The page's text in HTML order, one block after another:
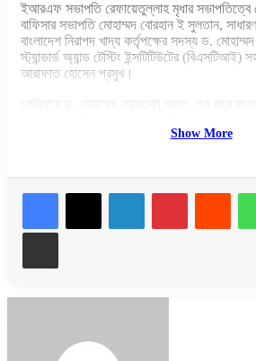
ইআরএফ সভাপতি রেফায়েতুল্লাহ মৃধার সভাপতিত্বে
বাফিসার সভাপতি মোহাম্মদ বোরহান ই সুলতান,
বাংলাদেশ নিরাপদ খাদ্য কর্তৃপক্ষের সদস্য ড.
স্ট্যান্ডার্ড অ্যান্ড টেস্টিং ইন্সটিটিউটের (বিএসটিআই)
আরাফাত হোসেন প্রমুখ।
করিয়েছিলেন। তাতে ২০ শতাংশ পণ্যই মানহীন
বাংলাদেশের বাজারে নকল পণ্য তৈরি ও উৎপন্নের
থাকে অথবা যেটুকু সরবরাহ আছে তার মূল্য খুব বেশি
ও বাজারজাত করে। আর এটি তখনই বেশি হয় যখন
বিভিন্ন বিদেশি ব্র্যান্ডের মোড়ক ও প্যাকেট তৈরি
নকল পণ্য বাংলাদেশে উৎপাদন করার কারণে, এর
Show More
LinkedInPinterest
Share via Email